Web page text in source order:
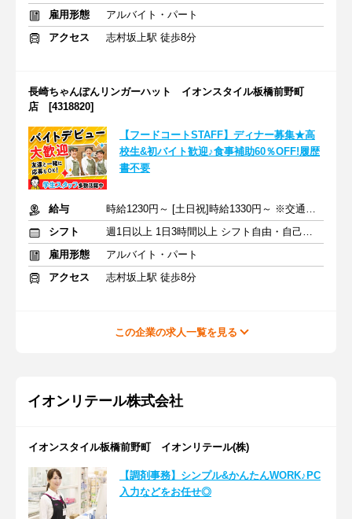
雇用形態
アルバイト・パート
アクセス
志村坂上駅 徒歩8分
長崎ちゃんぽんリンガーハット イオンスタイル板橋前野町
店 [4318820]
【フードコートSTAFF】ディナー募集★高
校生&初バイト歓迎♪食事補助60％OFF!履歴
書不要
給与
時給1230円～ [土日祝]時給1330円～ ※交通費全額支給
シフト
週1日以上 1日3時間以上 シフト自由・自己申告
雇用形態
アルバイト・パート
アクセス
志村坂上駅 徒歩8分
この企業の求人一覧を見る
イオンリテール株式会社
イオンスタイル板橋前野町 イオンリテール(株)
【調剤事務】シンプル&かんたんWORK♪PC
入力などをお任せ◎